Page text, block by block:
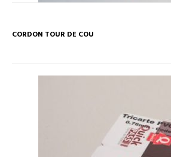
CORDON TOUR DE COU